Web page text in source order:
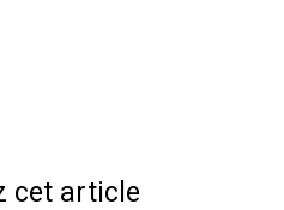
cet article